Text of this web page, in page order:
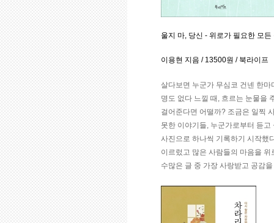
울지 마, 당신 - 위로가 필요한 모
이용현 지음 / 13500원 / 북라이프
살다보면 누군가 무심코 건넨 한
명도 없다 느낄 때, 흐르는 눈물을
걸어준다면 어떨까? 조금은 일찍
못한 이야기들, 누군가로부터 듣
사진으로 하나씩 기록하기 시작했
이르렀고 많은 사람들의 마음을
수많은 글 중 가장 사랑받고 공감